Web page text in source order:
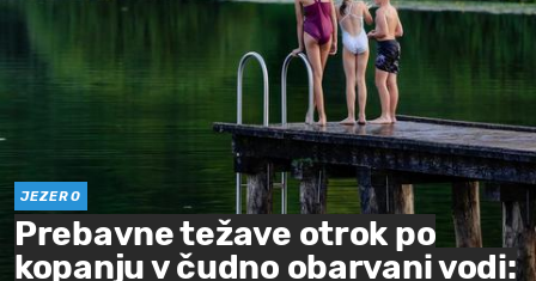
JEZERO
Prebavne težave otrok po
kopanju v čudno obarvani vodi: